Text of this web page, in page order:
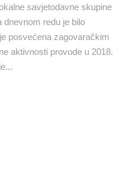
savjetodavne skupine
dnevnom redu je bilo
posvećena zagovaračkim
aktivnosti provode u 2018.